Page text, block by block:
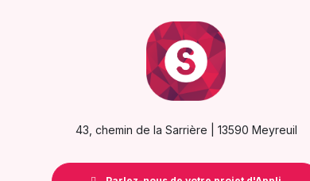
43, chemin de la Sarrière | 13590 Meyreuil